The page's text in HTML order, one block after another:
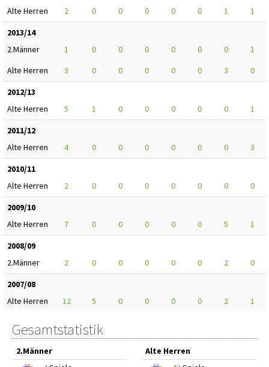
Alte Herren
2 0 0 0 0 0 1
1
2013/14
2.Männer
1 0 0 0 0 0 0
1
Alte Herren
3 0 0 0 0 0 3
0
2012/13
Alte Herren
5 1 0 0 0 0 0
1
2011/12
Alte Herren
4 0 0 0 0 0 0
3
2010/11
Alte Herren
2 0 0 0 0 0 0
0
2009/10
Alte Herren
7 0 0 0 0 0 5
1
2008/09
2.Männer
2 0 0 0 0 0 2
0
2007/08
Alte Herren
12 5 0 0 0 0 2 1
Gesamtstatistik
2.Männer
Alte Herren